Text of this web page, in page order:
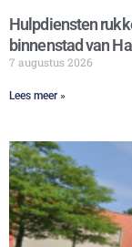
Hulpdiensten
binnenstad van
7 augustus 2026
Lees meer »